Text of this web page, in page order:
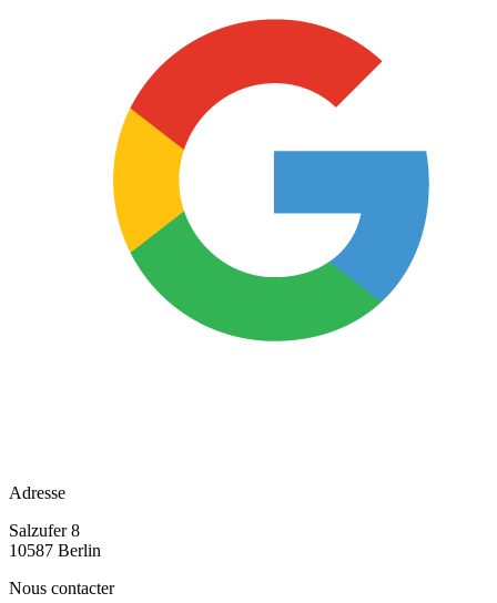
Adresse
Salzufer 8
10587 Berlin
Nous contacter